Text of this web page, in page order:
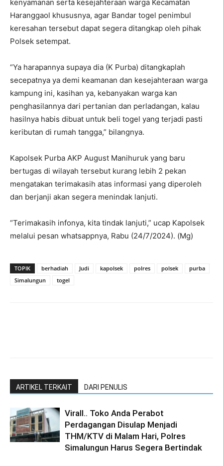
kenyamanan serta kesejahteraan warga Kecamatan
Haranggaol khususnya, agar Bandar togel penimbul
keresahan tersebut dapat segera ditangkap oleh pihak
Polsek setempat.
“Ya harapannya supaya dia (K Purba) ditangkaplah
secepatnya ya demi keamanan dan kesejahteraan warga
kampung ini, kasihan ya, kebanyakan warga kan
penghasilannya dari pertanian dan perladangan, kalau
hasilnya habis dibuat untuk beli togel yang terjadi pasti
keributan di rumah tangga,” bilangnya.
Kapolsek Purba AKP August Manihuruk yang baru
bertugas di wilayah tersebut kurang lebih 2 pekan
mengatakan terimakasih atas informasi yang diperoleh
dan berjanji akan segera menindak lanjuti.
“Terimakasih infonya, kita tindak lanjuti,” ucap Kapolsek
melalui pesan whatsappnya, Rabu (24/7/2024). (Mg)
TOPIK berhadiah Judi kapolsek polres polsek
purba
Simalungun
togel
ARTIKEL TERKAIT DARI PENULIS
Virall.. Toko Anda Perabot
Perdagangan Disulap Menjadi
THM/KTV di Malam Hari, Polres
Simalungun Harus Segera Bertindak